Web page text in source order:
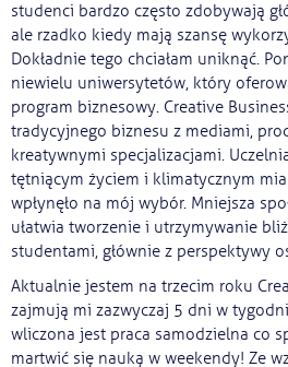
studenci bardzo często zdobywają
ale rzadko kiedy mają szansę
Dokładnie tego chciałam uniknąć.
niewielu uniwersytetów, który
program biznesowy. Creative
tradycyjnego biznesu z mediami,
kreatywnymi specjalizacjami.
tętniącym życiem i klimatycznym
wpłynęło na mój wybór. Mniejsza
ułatwia tworzenie i utrzymywanie
studentami, głównie z perspektywy
Aktualnie jestem na trzecim roku
zajmują mi zazwyczaj 5 dni w
wliczona jest praca samodzielna co
martwić się nauką w weekendy! Ze